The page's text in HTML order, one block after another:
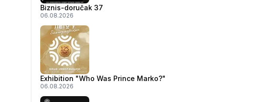
Biznis-doručak 37
06.08.2026
Exhibition "Who Was Prince Marko?"
06.08.2026